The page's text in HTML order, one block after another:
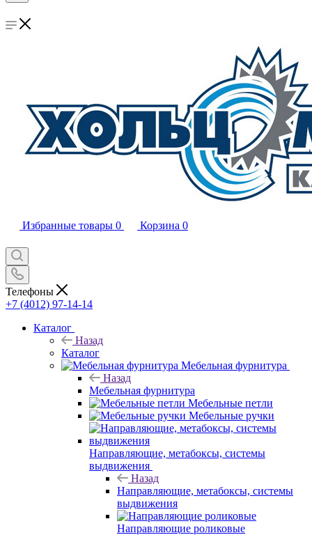
Избранные товары 0 Корзина 0
Телефоны
+7 (4012) 97-14-14
Каталог
Назад
Каталог
Мебельная фурнитура
Назад
Мебельная фурнитура
Мебельные петли
Мебельные ручки
Направляющие, метабоксы, системы
выдвижения
Назад
Направляющие, метабоксы, системы
выдвижения
Направляющие роликовые